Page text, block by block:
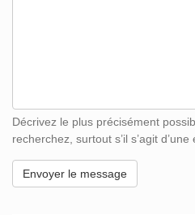
Décrivez le plus précisément
recherchez, surtout s’il s’agit